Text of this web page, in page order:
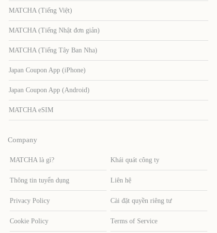
MATCHA (Tiếng Việt)
MATCHA (Tiếng Nhật đơn giản)
MATCHA (Tiếng Tây Ban Nha)
Japan Coupon App (iPhone)
Japan Coupon App (Android)
MATCHA eSIM
Company
MATCHA là gì? Khái quát công ty
Thông tin tuyển dụng Liên hệ
Privacy Policy Cài đặt quyền riêng tư
Cookie Policy Terms of Service